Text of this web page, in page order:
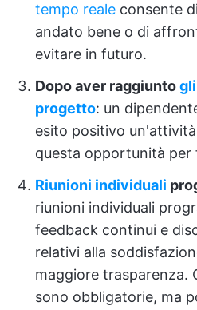
tempo reale consente
andato bene o di
evitare in futuro.
Dopo aver raggiunto
progetto: un
esito positivo
questa opportunità per
Riunioni individuali
riunioni individuali
feedback continui e
relativi alla
maggiore trasparenza.
sono obbligatorie, ma